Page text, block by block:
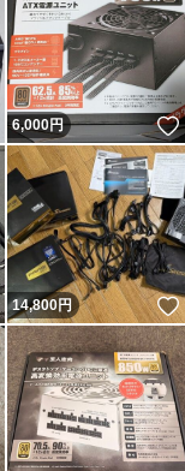
いいね！
6,000円
いいね！
14,800円